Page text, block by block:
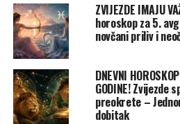
ZVIJEZDE IMAJU
horoskop za 5.
novčani priliv i
DNEVNI
GODINE! Zvijezde
preokrete –
dobitak